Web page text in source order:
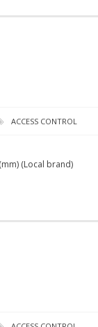
ACCESS CONTROL
(Local brand)